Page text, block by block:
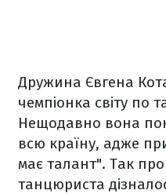
Дружина Євгена
чемпіонка світу по
Нещодавно вона
всю країну, адже
має талант". Так
танцюриста